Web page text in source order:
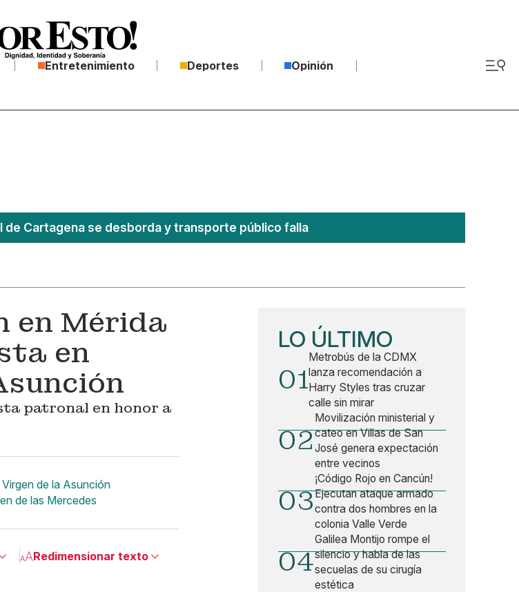
Entretenimiento Deportes Opinión
de Cartagena se desborda y transporte público falla
en Mérida
en
patronal en honor a
de la Asunción
de las Mercedes
Redimensionar texto
LO ÚLTIMO
01
Metrobús de la CDMX
lanza recomendación a
Harry Styles tras cruzar
calle sin mirar
02
Movilización ministerial y
cateo en Villas de San
José genera expectación
entre vecinos
03
¡Código Rojo en Cancún!
Ejecutan ataque armado
contra dos hombres en la
colonia Valle Verde
04
Galilea Montijo rompe el
silencio y habla de las
secuelas de su cirugía
estética